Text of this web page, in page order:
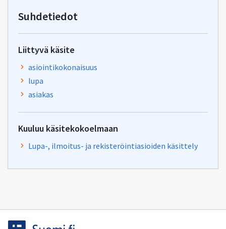
Suhdetiedot
Liittyvä käsite
asiointikokonaisuus
lupa
asiakas
Kuuluu käsitekokoelmaan
Lupa-, ilmoitus- ja rekisteröintiasioiden käsittely